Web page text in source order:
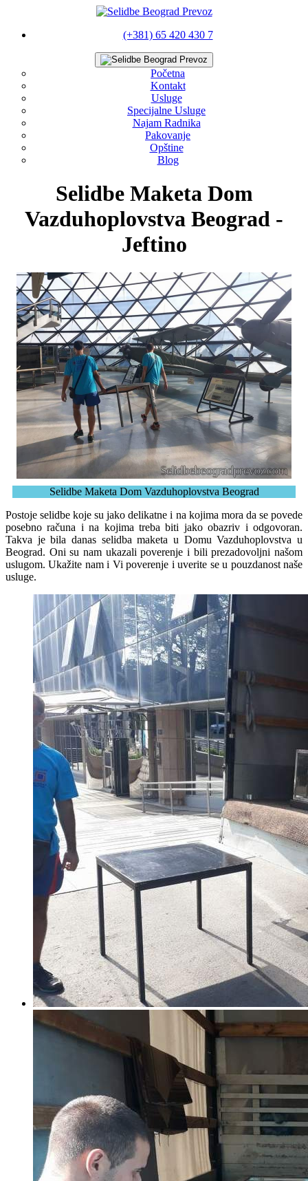
(+381) 65 420 430 7
Početna
Kontakt
Usluge
Specijalne Usluge
Najam Radnika
Pakovanje
Opštine
Blog
Selidbe Maketa Dom
Vazduhoplovstva Beograd -
Jeftino
Selidbe Maketa Dom Vazduhoplovstva Beograd
Postoje selidbe koje su jako delikatne i na kojima mora da se povede
posebno računa i na kojima treba biti jako obazriv i odgovoran.
Takva je bila danas selidba maketa u Domu Vazduhoplovstva u
Beograd. Oni su nam ukazali poverenje i bili prezadovoljni našom
uslugom. Ukažite nam i Vi poverenje i uverite se u pouzdanost naše
usluge.